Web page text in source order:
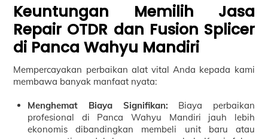
Keuntungan Memilih Jasa
Repair OTDR dan Fusion Splicer
di Panca Wahyu Mandiri
Mempercayakan perbaikan alat vital Anda kepada kami
membawa banyak manfaat nyata:
Menghemat Biaya Signifikan: Biaya perbaikan
profesional di Panca Wahyu Mandiri jauh lebih
ekonomis dibandingkan membeli unit baru atau